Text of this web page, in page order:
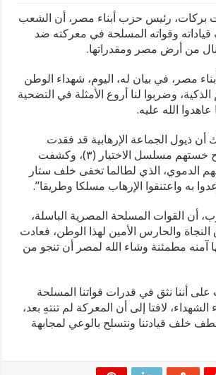
بركات، رئيس حزب أبناء مصر، أن الشعب
وقواته المسلحة في معركته ضد
من أرض مصر ومقدراتها.
مصر، في بيان له، اليوم، شهداء الوطن
الذكية، وضربوا لنا أروع الأمثلة في التضحية
الله عليه.
أن ذيول الجماعة الإرهابية قد فقدت
صوابها، بعد أن فضح خستهم مسلسل الاختيار (٣)، وكشفت
الدموي، الذي لطالما تخفى خلف ستار
به واعتنقوا الإرهاب مسلكا وطريقا”.
أن القوات المسلحة المصرية الباسلة،
والحارس الأمين لهذا الوطن، فعادت
آمنه مطمئنة وشاء الله لمصر أن تنجو من
أننا نثق في قدرات قواتنا المسلحة
لافتا إلى أن المعركة لم تنتهِ بعد،
خلف قيادتنا ونتسلح بالوعي لمجابهة